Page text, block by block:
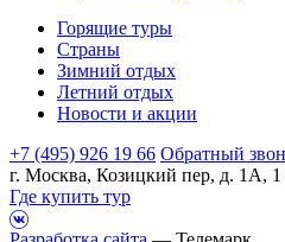
Горящие туры
Страны
Зимний отдых
Летний отдых
Новости и акции
+7 (495) 926 19 66 Обратный
г. Москва, Козицкий пер, д. 1А,
Где купить тур